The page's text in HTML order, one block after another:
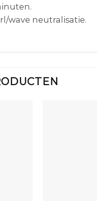
wave neutralisatie.